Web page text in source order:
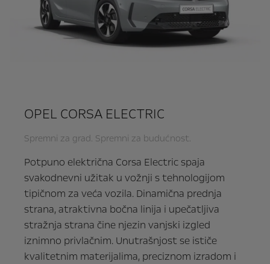
OPEL CORSA ELECTRIC
Spremni za grad. Spremni za budućnost.
Potpuno električna Corsa Electric spaja
svakodnevni užitak u vožnji s tehnologijom
tipičnom za veća vozila. Dinamična prednja
strana, atraktivna bočna linija i upečatljiva
stražnja strana čine njezin vanjski izgled
iznimno privlačnim. Unutrašnjost se ističe
kvalitetnim materijalima, preciznom izradom i